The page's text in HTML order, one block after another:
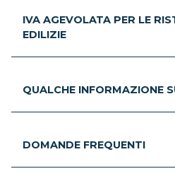
IVA AGEVOLATA PER LE
EDILIZIE
QUALCHE INFORMAZIONE
DOMANDE FREQUENTI